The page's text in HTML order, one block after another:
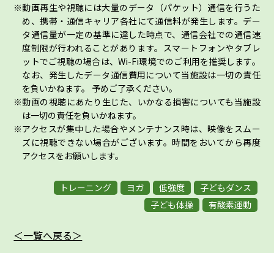
動画再生や視聴には大量のデータ（パケット）通信を行うた
め、携帯・通信キャリア各社にて通信料が発生します。デー
タ通信量が一定の基準に達した時点で、通信会社での通信速
度制限が行われることがあります。スマートフォンやタブレ
ットでご視聴の場合は、Wi-Fi環境でのご利用を推奨します。
なお、発生したデータ通信費用について当施設は一切の責任
を負いかねます。 予めご了承ください。
動画の視聴にあたり生じた、いかなる損害についても当施設
は一切の責任を負いかねます。
アクセスが集中した場合やメンテナンス時は、映像をスムー
ズに視聴できない場合がございます。時間をおいてから再度
アクセスをお願いします。
トレーニング ヨガ 低強度
子どもダンス
子ども体操
有酸素運動
＜一覧へ戻る＞